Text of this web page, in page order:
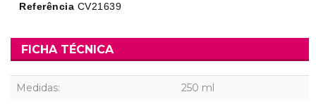
Referência CV21639
FICHA TÉCNICA
Medidas: 250 ml